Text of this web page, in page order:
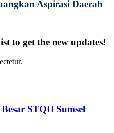
Aspirasi Daerah
to get the new updates!
STQH Sumsel